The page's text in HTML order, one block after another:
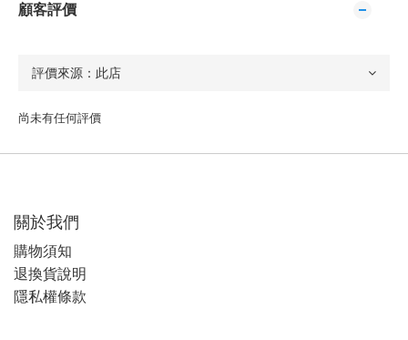
顧客評價
尚未有任何評價
關於我們
購物須知
退換貨說明
隱私權條款